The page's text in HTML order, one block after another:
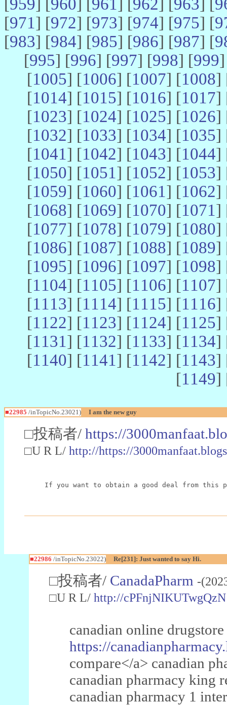
959 960 961 962 963
[971] [972] [973] [974] [975] [
[983] [984] [985] [986] [987] [
[995] [996] [997] [998] [999
[1005] [1006] [1007] [1008]
[1014] [1015] [1016] [1017]
[1023] [1024] [1025] [1026]
[1032] [1033] [1034] [1035]
[1041] [1042] [1043] [1044]
[1050] [1051] [1052] [1053]
[1059] [1060] [1061] [1062]
[1068] [1069] [1070] [1071]
[1077] [1078] [1079] [1080]
[1086] [1087] [1088] [1089]
[1095] [1096] [1097] [1098]
[1104] [1105] [1106] [1107]
[1113] [1114] [1115] [1116]
[1122] [1123] [1124] [1125]
[1131] [1132] [1133] [1134]
[1140] [1141] [1142] [1143]
[1149]
■22985 /inTopicNo.23021) I am the new guy
□投稿者/ https://
□U R L/ http://https://
If you want to obtain a good deal from this
■22986 /inTopicNo.23022) Re[231]: Just wanted to say Hi.
□投稿者/ CanadaPharm -
□U R L/ http://cPFnjNIKUTwgQzN
canadian online
https://
compare</a> canadian
canadian pharmacy king
canadian pharmacy 1